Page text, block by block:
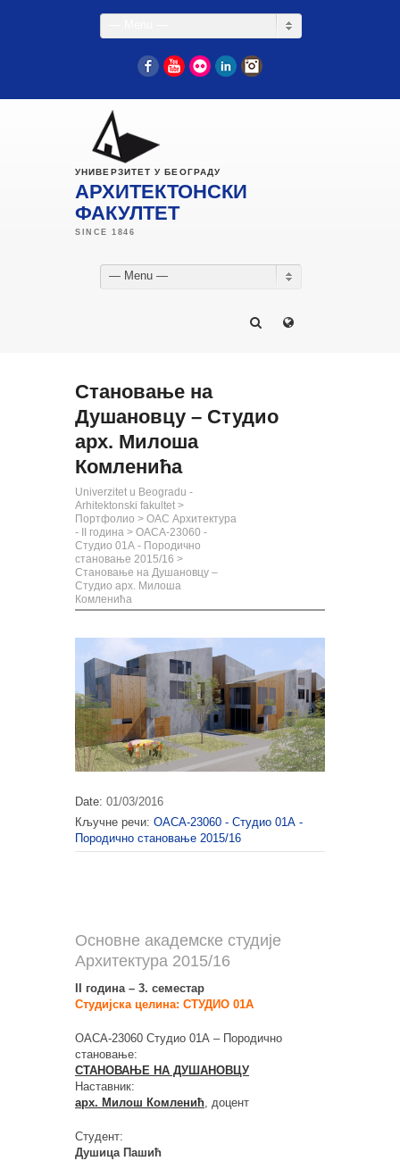
FacebookYouTube
Flickr LinkedIn
УНИВЕРЗИТЕТ У БЕОГРАДУ
АРХИТЕКТОНСКИ
ФАКУЛТЕТ
— Menu —
Становање на
Душановцу – Студио
арх. Милоша
Комленића
Univerzitet u Beogradu -
Arhitektonski fakultet >
Портфолио > ОАС Архитектура
- II година > ОАСА-23060 -
Студио 01А - Породично
становање 2015/16 >
Становање на Душановцу –
Студио арх. Милоша
Комленића
Date: 01/03/2016
Кључне речи: ОАСА-23060 - Студио 01А -
Породично становање 2015/16
Основне академске студије
Архитектура 2015/16
II година – 3. семестар
Студијска целина: СТУДИО 01А
ОАСА-23060 Студио 01А – Породично
становање:
СТАНОВАЊЕ НА ДУШАНОВЦУ
Наставник:
арх. Милош Комленић, доцент
Студент:
Душица Пашић